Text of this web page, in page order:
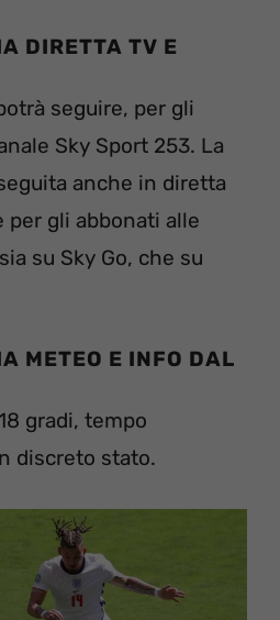
DIRETTA TV E
seguire, per gli
Sky Sport 253. La
anche in diretta
per gli abbonati alle
su Sky Go, che su
METEO E INFO DAL
gradi, tempo
discreto stato.